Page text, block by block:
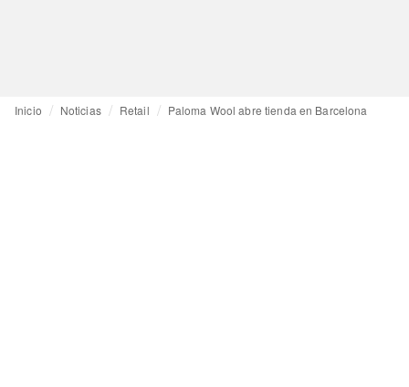
Inicio Noticias Retail Paloma Wool abre tienda en Barcelona